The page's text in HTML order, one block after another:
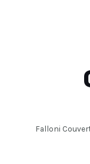
Falloni